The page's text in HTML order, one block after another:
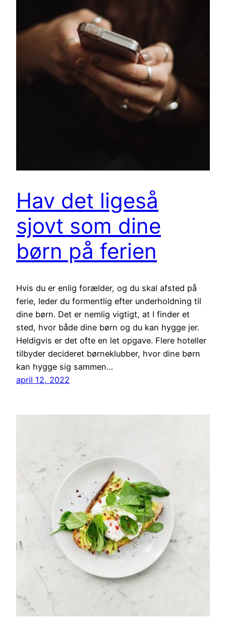
Hav det ligeså
sjovt som dine
børn på ferien
Hvis du er enlig forælder, og du skal afsted på
ferie, leder du formentlig efter underholdning til
dine børn. Det er nemlig vigtigt, at I finder et
sted, hvor både dine børn og du kan hygge jer.
Heldigvis er det ofte en let opgave. Flere hoteller
tilbyder decideret børneklubber, hvor dine børn
kan hygge sig sammen…
april 12, 2022